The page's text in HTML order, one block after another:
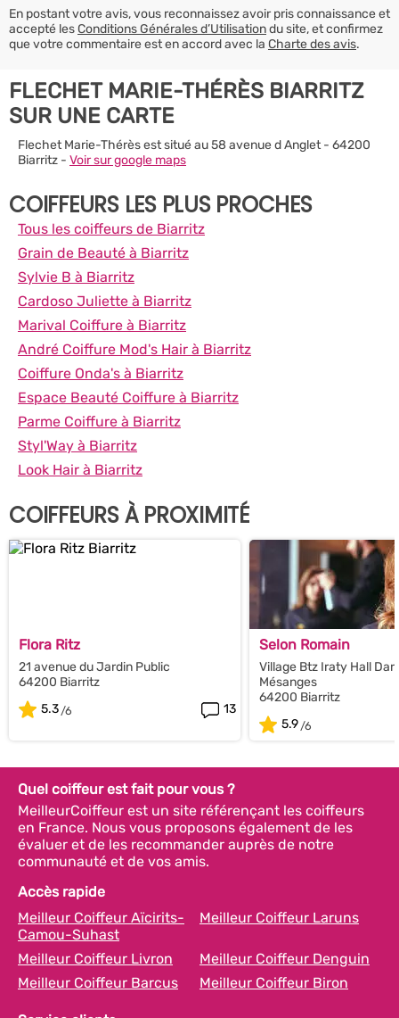
En postant votre avis, vous reconnaissez avoir pris connaissance et
accepté lesConditions Générales d’Utilisationdu site, et confirmez
que votre commentaire est en accord avec la Charte des avis.
FLECHET MARIE-THÉRÈS BIARRITZ
SUR UNE CARTE
Flechet Marie-Thérès est situé au 58 avenue d Anglet - 64200
Biarritz - Voir sur google maps
COIFFEURS LES PLUS PROCHES
Tous les coiffeurs de Biarritz
Grain de Beauté à Biarritz
Sylvie B à Biarritz
Cardoso Juliette à Biarritz
Marival Coiffure à Biarritz
André Coiffure Mod's Hair à Biarritz
Coiffure Onda's à Biarritz
Espace Beauté Coiffure à Biarritz
Parme Coiffure à Biarritz
Styl'Way à Biarritz
Look Hair à Biarritz
COIFFEURS À PROXIMITÉ
Flora Ritz
21 avenue du Jardin Public
64200 Biarritz
5.3
13
Selon Romain
Village Btz Iraty Hall
Mésanges
64200 Biarritz
5.9
Quel coiffeur est fait pour vous ?
MeilleurCoiffeur est un site référençant les coiffeurs
en France. Nous vous proposons également de les
évaluer et de les recommander auprès de notre
communauté et de vos amis.
Accès rapide
Meilleur Coiffeur Aïcirits-
Camou-Suhast
Meilleur Coiffeur Laruns
Meilleur Coiffeur Livron
Meilleur Coiffeur Denguin
Meilleur Coiffeur Barcus
Meilleur Coiffeur Biron